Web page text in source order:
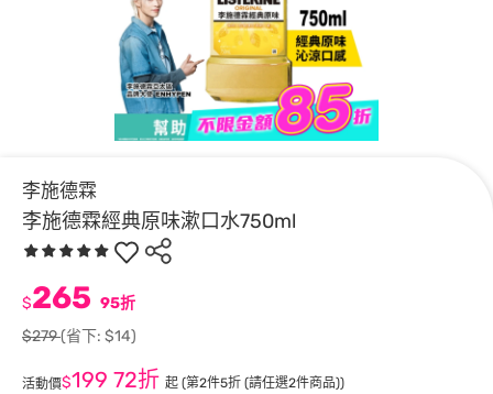
李施德霖
李施德霖經典原味漱口水750ml
$265 95折
$279(省下: $14)
活動價$199 72折 起 (第2件5折 (請任選2件商品))